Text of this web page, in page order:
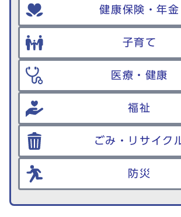
健康保険・年金
子育て
医療・健康
福祉
ごみ・リサイク
防災